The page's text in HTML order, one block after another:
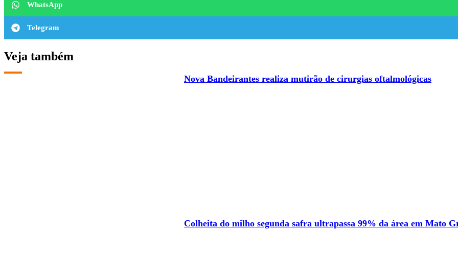
WhatsApp
Telegram
Veja também
Nova Bandeirantes realiza mutirão de cirurgias oftalmológicas
Colheita do milho segunda safra ultrapassa 99% da área em Mato